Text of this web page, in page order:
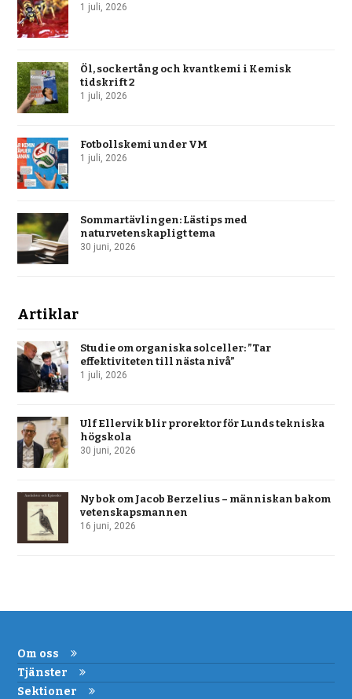
1 juli, 2026
Öl, sockertång och kvantkemi i Kemisk
tidskrift 2
1 juli, 2026
Fotbollskemi under VM
1 juli, 2026
Sommartävlingen: Lästips med
naturvetenskapligt tema
30 juni, 2026
Artiklar
Studie om organiska solceller: ”Tar
effektiviteten till nästa nivå”
1 juli, 2026
Ulf Ellervik blir prorektor för Lunds tekniska
högskola
30 juni, 2026
Ny bok om Jacob Berzelius – människan bakom
vetenskapsmannen
16 juni, 2026
Om oss
Tjänster
Sektioner